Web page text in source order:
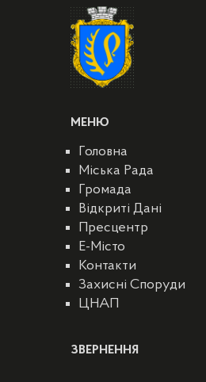
МЕНЮ
Головна
Міська Рада
Громада
Відкриті Дані
Пресцентр
E-Місто
Контакти
Захисні Споруди
ЦНАП
ЗВЕРНЕННЯ